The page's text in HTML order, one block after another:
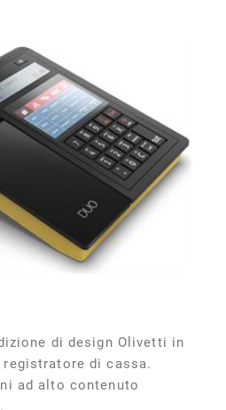
di design Olivetti in
registratore di cassa.
ad alto contenuto